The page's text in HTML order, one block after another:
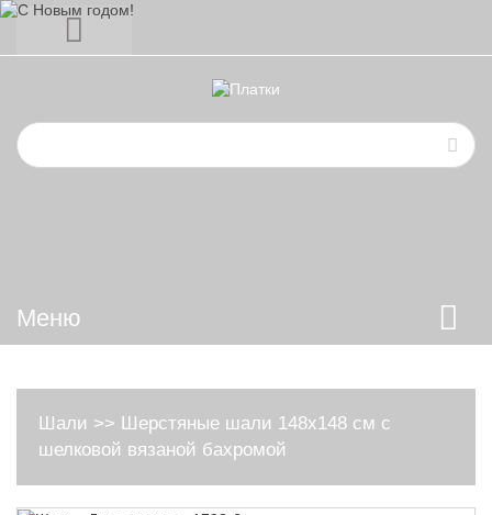
Меню
Шали >> Шерстяные шали 148х148 см с
шелковой вязаной бахромой